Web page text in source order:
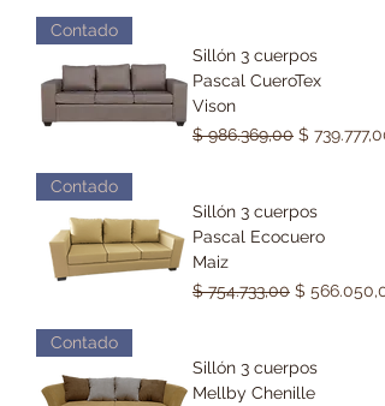
Contado
Sillón 3 cuerpos
Pascal CueroTex
Vison
Precio
$ 986.369,00 Precio de
$ 739.777,00
Contado
Sillón 3 cuerpos
Pascal Ecocuero
Maiz
Precio
$ 754.733,00 Precio de
$
Contado
Sillón 3 cuerpos
Mellby Chenille